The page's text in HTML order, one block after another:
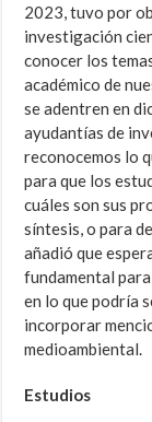
2023, tuvo por
investigación
conocer los
académico de
se adentren en
ayudantías de
reconocemos lo
para que los
cuáles son sus
síntesis, o para
añadió que
fundamental
en lo que podría
incorporar
medioambiental.
Estudios